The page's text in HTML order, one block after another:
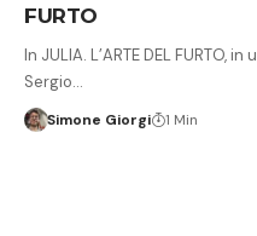
FURTO
In JULIA. L’ARTE DEL
Sergio…
Simone Giorgi 1 Min